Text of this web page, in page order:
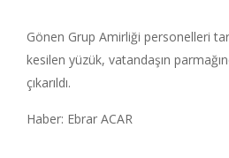
Gönen Grup Amirliği personelleri
kesilen yüzük, vatandaşın
çıkarıldı.
Haber: Ebrar ACAR